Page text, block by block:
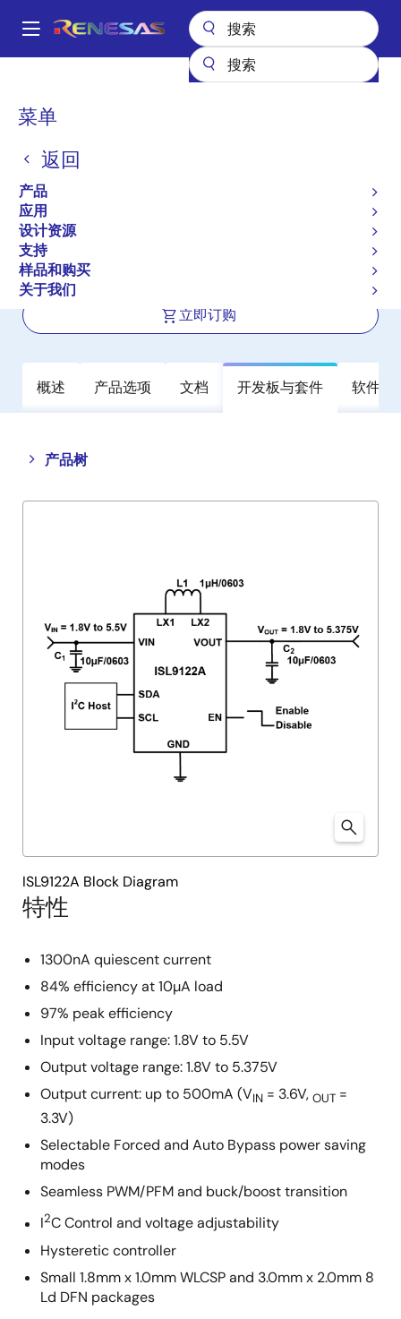
到
Main
菜单
返回
产品
应用
设计资源
支持
样品和购买
关于我们
面
屑
升压/降压（升降压）
ISL9122A
有效
Ultra-Low IQ Buck-Boost Regulator
with Bypass
立即订购
概述 产品选项 文档 开发板与套件 软件与
产品树
Close
tree
Open
tree
特性
1300nA quiescent current
84% efficiency at 10µA load
97% peak efficiency
Input voltage range: 1.8V to 5.5V
Output voltage range: 1.8V to 5.375V
Output current: up to 500mA (VIN = 3.6V, OUT =
3.3V)
Selectable Forced and Auto Bypass power saving
modes
Seamless PWM/PFM and buck/boost transition
I2C Control and voltage adjustability
Hysteretic controller
Small 1.8mm x 1.0mm WLCSP and 3.0mm x 2.0mm 8
Ld DFN packages
ISL9122A Block Diagram